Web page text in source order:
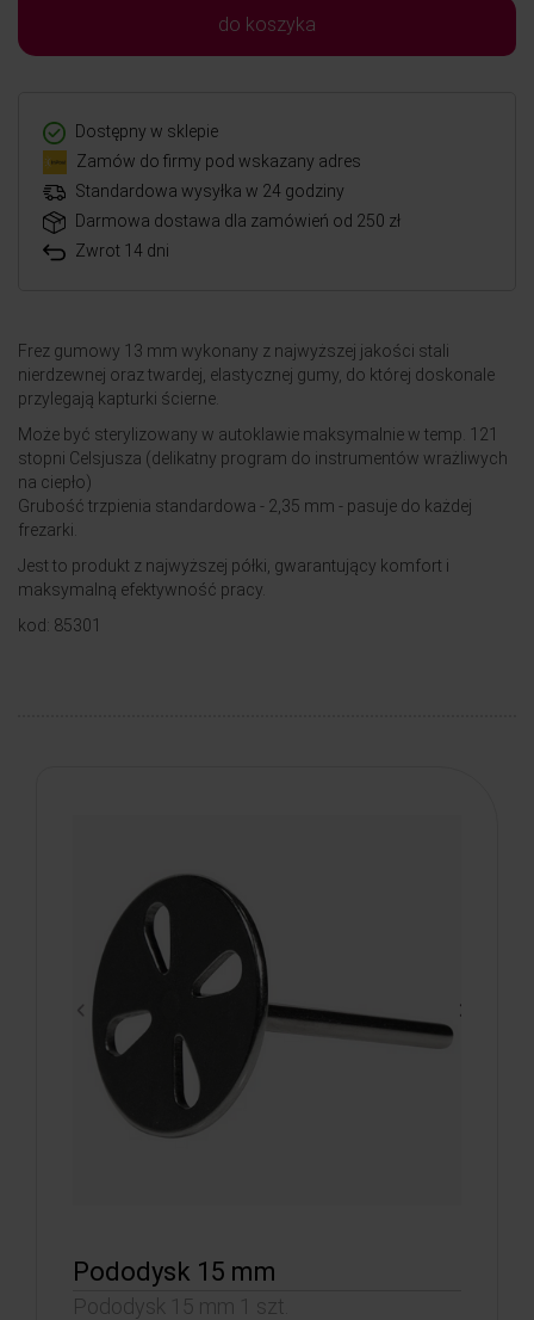
do koszyka
Dostępny w sklepie
Zamów do firmy pod wskazany adres
Standardowa wysyłka w 24 godziny
Darmowa dostawa dla zamówień od 250 zł
Zwrot 14 dni
Frez gumowy 13 mm wykonany z najwyższej jakości stali
nierdzewnej oraz twardej, elastycznej gumy, do której doskonale
przylegają kapturki ścierne.
Może być sterylizowany w autoklawie maksymalnie w temp. 121
stopni Celsjusza (delikatny program do instrumentów wrażliwych
na ciepło)
Grubość trzpienia standardowa - 2,35 mm - pasuje do każdej
frezarki.
Jest to produkt z najwyższej półki, gwarantujący komfort i
maksymalną efektywność pracy.
kod: 85301
Pododysk 15 mm
Pododysk 15 mm 1 szt.